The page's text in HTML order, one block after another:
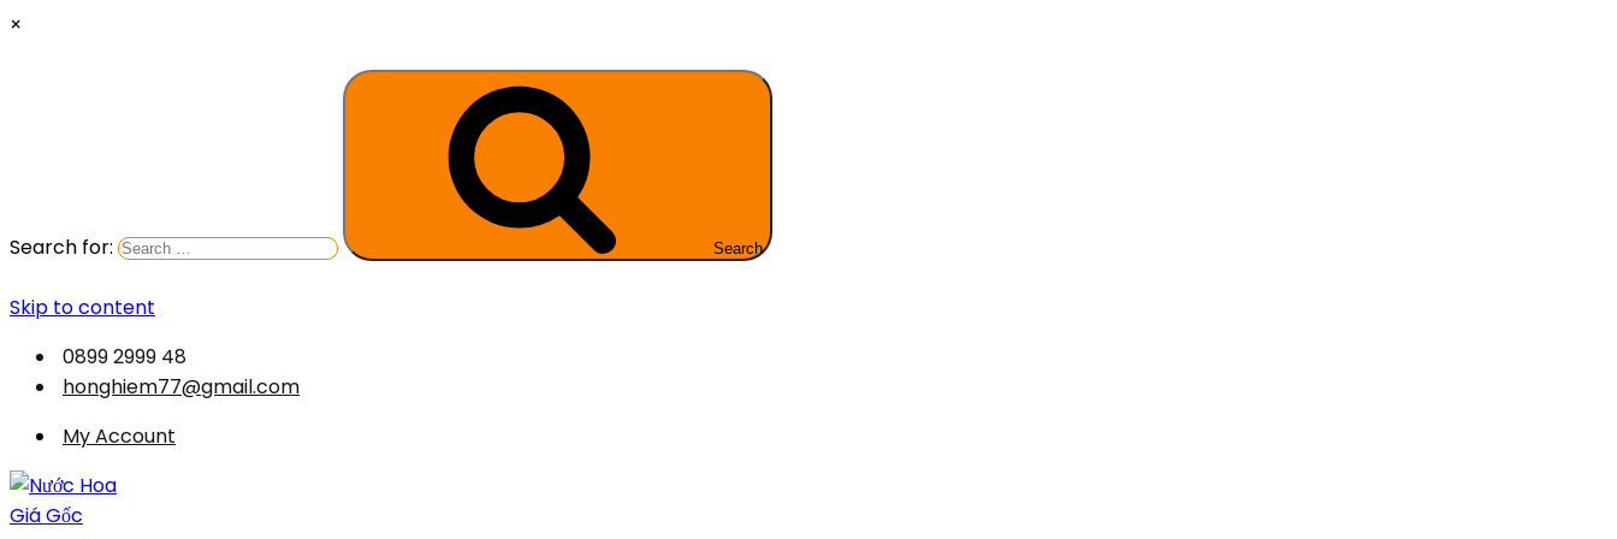
×
Search for: Search
Skip to content
0899 2999 48
honghiem77@gmail.com
My Account